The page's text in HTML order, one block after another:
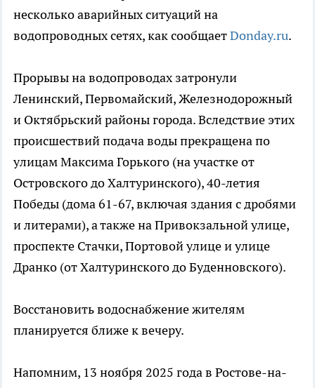
несколько аварийных ситуаций на
водопроводных сетях, как сообщаетDonday.ru.
Прорывы на водопроводах затронули
Ленинский, Первомайский, Железнодорожный
и Октябрьский районы города. Вследствие этих
происшествий подача воды прекращена по
улицам Максима Горького (на участке от
Островского до Халтуринского), 40-летия
Победы (дома 61-67, включая здания с дробями
и литерами), а также на Привокзальной улице,
проспекте Стачки, Портовой улице и улице
Дранко (от Халтуринского до Буденновского).
Восстановить водоснабжение жителям
планируется ближе к вечеру.
Напомним, 13 ноября 2025 года в Ростове-на-